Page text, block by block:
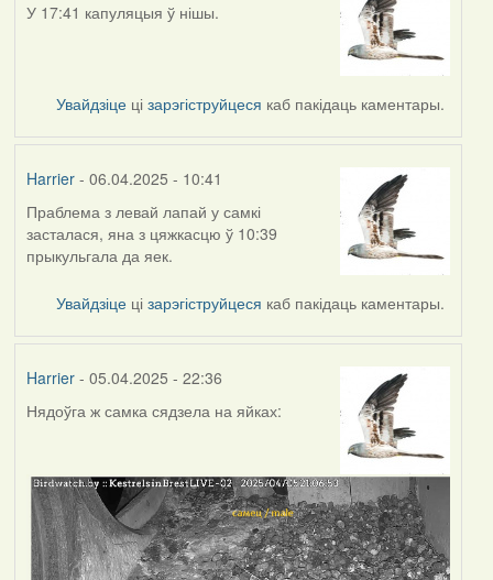
У 17:41 капуляцыя ў нішы.
Увайдзіце цізарэгіструйцеся каб пакідаць каментары.
Harrier- 06.04.2025 - 10:41
Праблема з левай лапай у самкі
засталася, яна з цяжкасцю ў 10:39
прыкульгала да яек.
Увайдзіце цізарэгіструйцеся каб пакідаць каментары.
Harrier- 05.04.2025 - 22:36
Нядоўга ж самка сядзела на яйках: